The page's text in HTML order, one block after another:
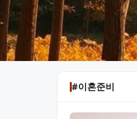
#이혼준비